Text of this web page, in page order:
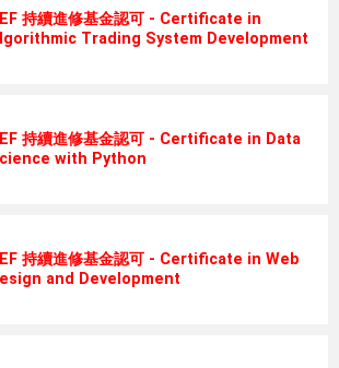
持續進修基金認可 - Certificate in
Trading System Development
持續進修基金認可 - Certificate in Data
with Python
持續進修基金認可 - Certificate in Web
and Development